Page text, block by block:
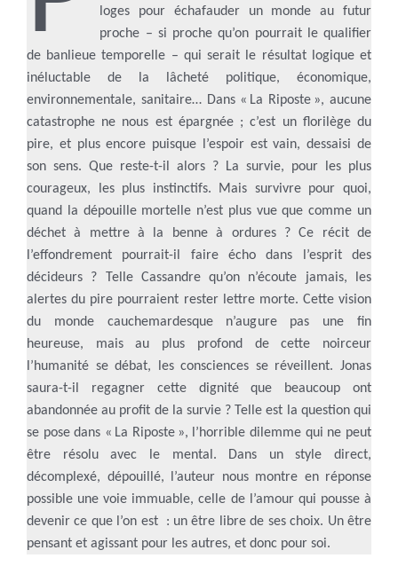
loges pour échafauder un monde au futur
proche – si proche qu’on pourrait le qualifier
de banlieue temporelle – qui serait le résultat logique et
inéluctable de la lâcheté politique, économique,
environnementale, sanitaire… Dans « La Riposte », aucune
catastrophe ne nous est épargnée ; c’est un florilège du
pire, et plus encore puisque l’espoir est vain, dessaisi de
son sens. Que reste-t-il alors ? La survie, pour les plus
courageux, les plus instinctifs. Mais survivre pour quoi,
quand la dépouille mortelle n’est plus vue que comme un
déchet à mettre à la benne à ordures ? Ce récit de
l’effondrement pourrait-il faire écho dans l’esprit des
décideurs ? Telle Cassandre qu’on n’écoute jamais, les
alertes du pire pourraient rester lettre morte. Cette vision
du monde cauchemardesque n’augure pas une fin
heureuse, mais au plus profond de cette noirceur
l’humanité se débat, les consciences se réveillent. Jonas
saura-t-il regagner cette dignité que beaucoup ont
abandonnée au profit de la survie ? Telle est la question qui
se pose dans « La Riposte », l’horrible dilemme qui ne peut
être résolu avec le mental. Dans un style direct,
décomplexé, dépouillé, l’auteur nous montre en réponse
possible une voie immuable, celle de l’amour qui pousse à
devenir ce que l’on est : un être libre de ses choix. Un être
pensant et agissant pour les autres, et donc pour soi.